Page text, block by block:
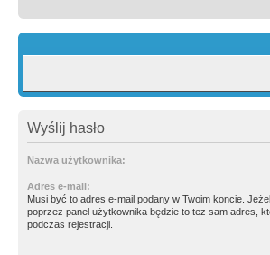
Wyślij hasło
Nazwa użytkownika:
Adres e-mail:
Musi być to adres e-mail podany w Twoim koncie.
poprzez panel użytkownika będzie to tez sam adres,
podczas rejestracji.